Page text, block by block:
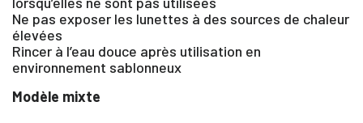
Ne pas exposer les lunettes à des sources de chaleur
élevées
Rincer à l’eau douce après utilisation en
environnement sablonneux
Modèle mixte